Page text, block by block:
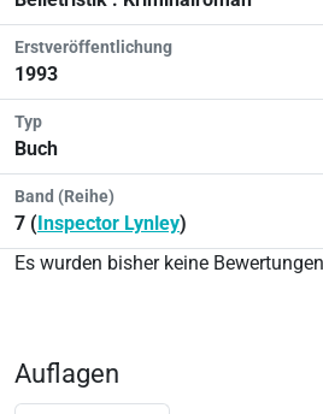
Erstveröffentlichung
1993
Typ
Buch
Band (Reihe)
7 (Inspector Lynley)
Es wurden bisher keine
Auflagen